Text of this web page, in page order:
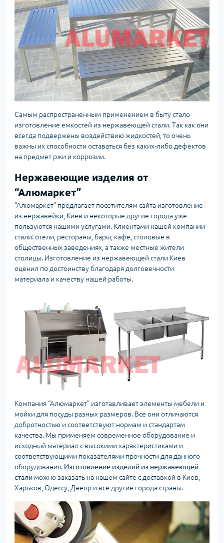
Самым распространенным применением в быту стало
изготовление емкостей из нержавеющей стали. Так как они
всегда подвержены воздействию жидкостей, то очень
важны их способности оставаться без каких-либо дефектов
на предмет ржи и коррозии.
Нержавеющие изделия от
“Алюмаркет”
“Алюмаркет” предлагает посетителям сайта изготовление
из нержавейки, Киев и некоторые другие города уже
пользуются нашими услугами. Клиентами нашей компании
стали: отели, рестораны, бары, кафе, столовые в
общественных заведениях, а также местные жители
столицы. Изготовление из нержавеющей стали Киев
оценил по достоинству благодаря долговечности
материала и качеству нашей работы.
Компания “Алюмаркет” изготавливает элементы мебели и
мойки для посуды разных размеров. Все они отличаются
добротностью и соответствуют нормам и стандартам
качества. Мы применяем современное оборудование и
исходный материал с высокими характеристиками и
соответствующими показателями прочности для данного
оборудования. Изготовление изделий из нержавеющей
стали можно заказать на нашем сайте с доставкой в Киев,
Харьков, Одессу, Днепр и все другие города страны.